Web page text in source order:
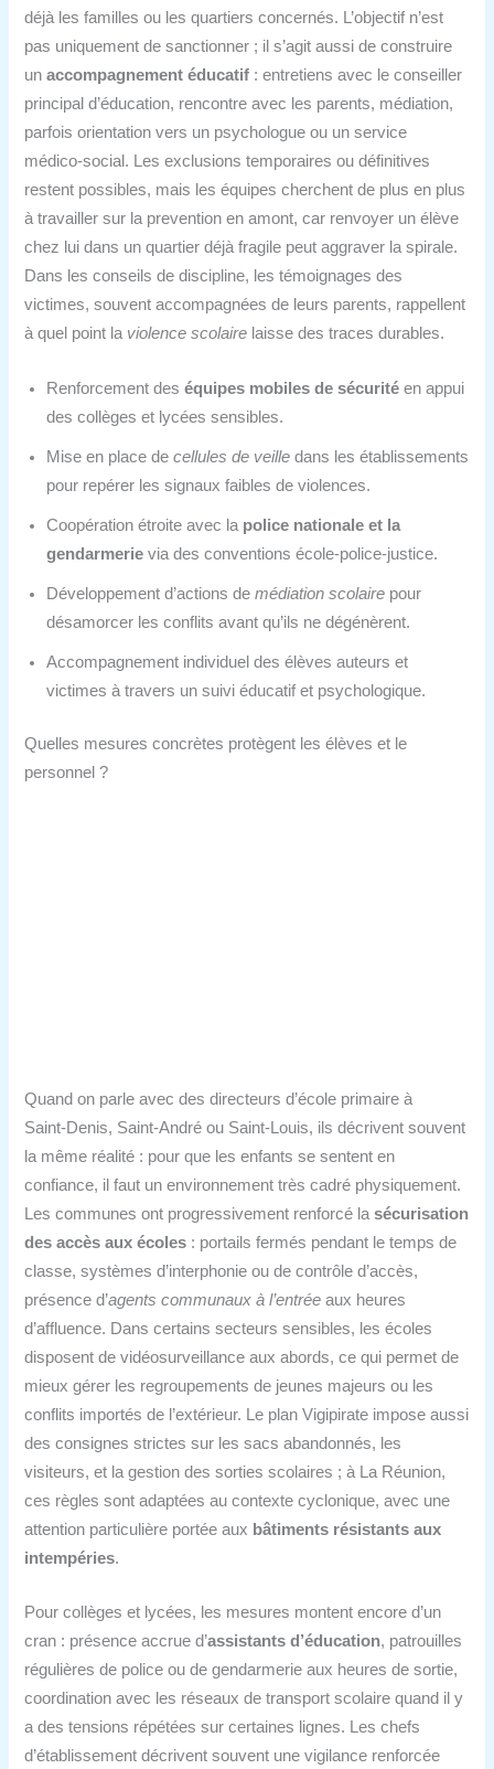
déjà les familles ou les quartiers concernés. L’objectif n’est
pas uniquement de sanctionner ; il s’agit aussi de construire
unaccompagnement éducatif : entretiens avec le conseiller
principal d’éducation, rencontre avec les parents, médiation,
parfois orientation vers un psychologue ou un service
médico‑social. Les exclusions temporaires ou définitives
restent possibles, mais les équipes cherchent de plus en plus
à travailler sur la prevention en amont, car renvoyer un élève
chez lui dans un quartier déjà fragile peut aggraver la spirale.
Dans les conseils de discipline, les témoignages des
victimes, souvent accompagnées de leurs parents, rappellent
à quel point la violence scolaire laisse des traces durables.
Renforcement deséquipes mobiles de sécurité en appui
des collèges et lycées sensibles.
Mise en place decellules de veille dans les établissements
pour repérer les signaux faibles de violences.
Coopération étroite avec la police nationale et la
gendarmerie via des conventions école‑police‑justice.
Développement d’actions demédiation scolaire pour
désamorcer les conflits avant qu’ils ne dégénèrent.
Accompagnement individuel des élèves auteurs et
victimes à travers un suivi éducatif et psychologique.
Quelles mesures concrètes protègent les élèves et le
personnel ?
Quand on parle avec des directeurs d’école primaire à
Saint‑Denis, Saint‑André ou Saint‑Louis, ils décrivent souvent
la même réalité : pour que les enfants se sentent en
confiance, il faut un environnement très cadré physiquement.
Les communes ont progressivement renforcé lasécurisation
des accès aux écoles : portails fermés pendant le temps de
classe, systèmes d’interphonie ou de contrôle d’accès,
présence d’agents communaux à l’entrée aux heures
d’affluence. Dans certains secteurs sensibles, les écoles
disposent de vidéosurveillance aux abords, ce qui permet de
mieux gérer les regroupements de jeunes majeurs ou les
conflits importés de l’extérieur. Le plan Vigipirate impose aussi
des consignes strictes sur les sacs abandonnés, les
visiteurs, et la gestion des sorties scolaires ; à La Réunion,
ces règles sont adaptées au contexte cyclonique, avec une
attention particulière portée aux bâtiments résistants aux
intempéries.
Pour collèges et lycées, les mesures montent encore d’un
cran : présence accrue d’assistants d’éducation, patrouilles
régulières de police ou de gendarmerie aux heures de sortie,
coordination avec les réseaux de transport scolaire quand il y
a des tensions répétées sur certaines lignes. Les chefs
d’établissement décrivent souvent une vigilance renforcée